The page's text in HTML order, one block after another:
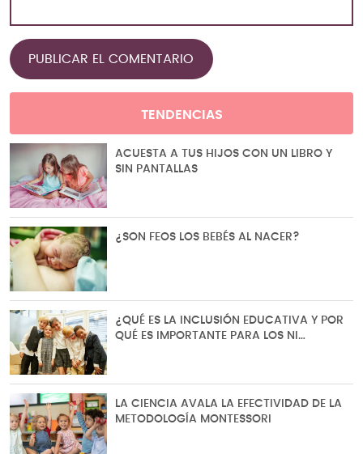
TENDENCIAS
ACUESTA A TUS HIJOS CON UN LIBRO Y
SIN PANTALLAS
¿SON FEOS LOS BEBÉS AL NACER?
¿QUÉ ES LA INCLUSIÓN EDUCATIVA Y POR
QUÉ ES IMPORTANTE PARA LOS NI…
LA CIENCIA AVALA LA EFECTIVIDAD DE LA
METODOLOGÍA MONTESSORI